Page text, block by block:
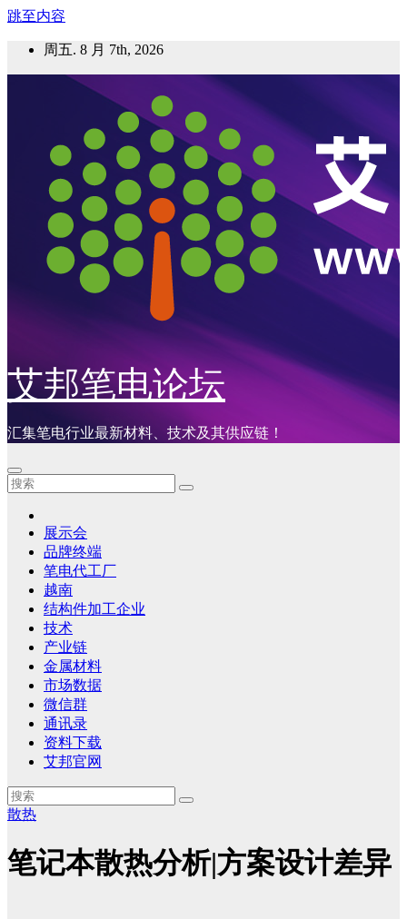
跳至内容
周五. 8 月 7th, 2026
艾邦笔电论坛
汇集笔电行业最新材料、技术及其供应链！
展示会
品牌终端
笔电代工厂
越南
结构件加工企业
技术
产业链
金属材料
市场数据
微信群
通讯录
资料下载
艾邦官网
散热
笔记本散热分析|方案设计差异